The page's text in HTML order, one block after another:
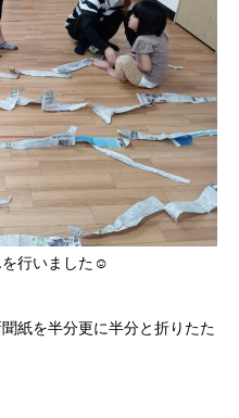
を行いました☺
紙を半分更に半分と折りたた